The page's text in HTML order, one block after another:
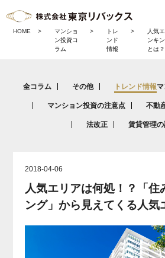
HOME
マンショ
ン投資コ
ラム
トレ
ンド
情報
人気
ンキ
とは？
全コラム その他 トレンド情報
マンション投資の注意点 不動
法改正 賃貸管理
2018-04-06
人気エリアは何処！？「住
ング」から見えてくる人気